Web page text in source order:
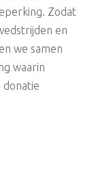
Zodat
en
we samen
waarin
donatie